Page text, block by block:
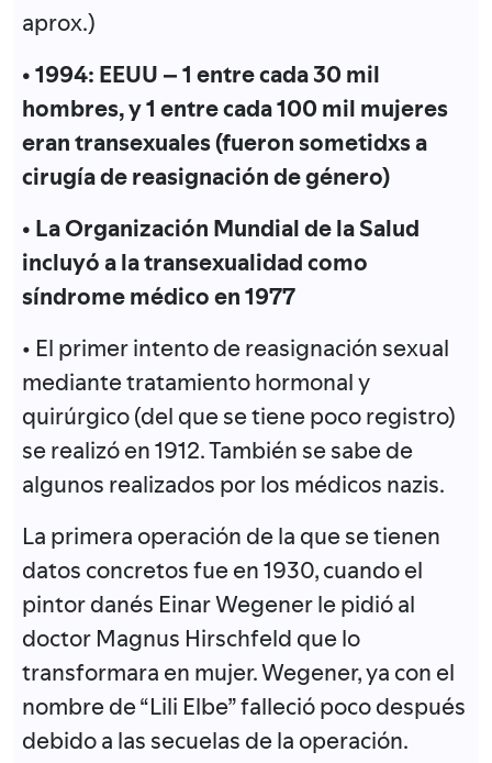
aprox.)
• 1994: EEUU – 1 entre cada 30 mil
hombres, y 1 entre cada 100 mil mujeres
eran transexuales (fueron sometidxs a
cirugía de reasignación de género)
• La Organización Mundial de la Salud
incluyó a la transexualidad como
síndrome médico en 1977
• El primer intento de reasignación sexual
mediante tratamiento hormonal y
quirúrgico (del que se tiene poco registro)
se realizó en 1912. También se sabe de
algunos realizados por los médicos nazis.
La primera operación de la que se tienen
datos concretos fue en 1930, cuando el
pintor danés Einar Wegener le pidió al
doctor Magnus Hirschfeld que lo
transformara en mujer. Wegener, ya con el
nombre de “Lili Elbe” falleció poco después
debido a las secuelas de la operación.